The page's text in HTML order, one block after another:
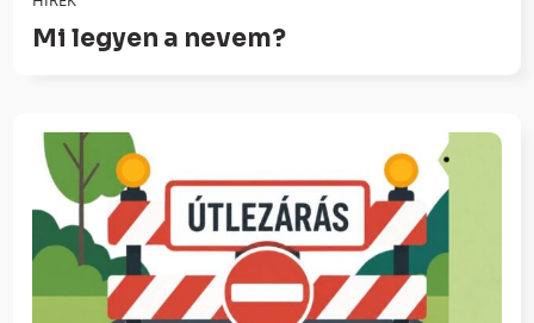
Mi legyen a nevem?